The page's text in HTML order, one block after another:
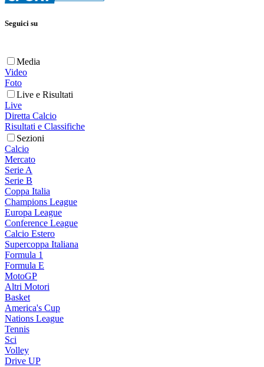
Seguici su
Media
Video
Foto
Live e Risultati
Live
Diretta Calcio
Risultati e Classifiche
Sezioni
Calcio
Mercato
Serie A
Serie B
Coppa Italia
Champions League
Europa League
Conference League
Calcio Estero
Supercoppa Italiana
Formula 1
Formula E
MotoGP
Altri Motori
Basket
America's Cup
Nations League
Tennis
Sci
Volley
Drive UP